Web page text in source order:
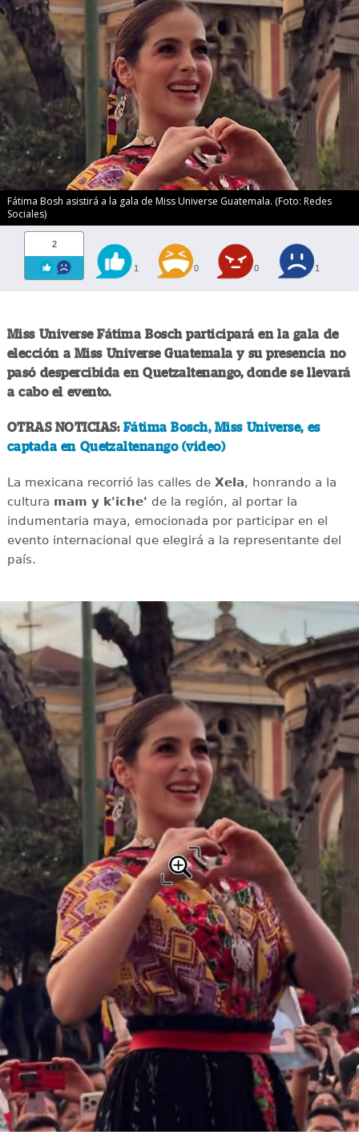
Fátima Bosh asistirá a la gala de Miss Universe Guatemala. (Foto: Redes
Sociales)
2
1 0 0 1
Miss Universe Fátima Bosch participará en la gala de
elección a Miss Universe Guatemala y su presencia no
pasó despercibida en Quetzaltenango, donde se llevará
a cabo el evento.
OTRAS NOTICIAS: Fátima Bosch, Miss Universe, es
captada en Quetzaltenango (video)
La mexicana recorrió las calles deXela, honrando a la
cultura mam y k'iche' de la región, al portar la
indumentaria maya, emocionada por participar en el
evento internacional que elegirá a la representante del
país.